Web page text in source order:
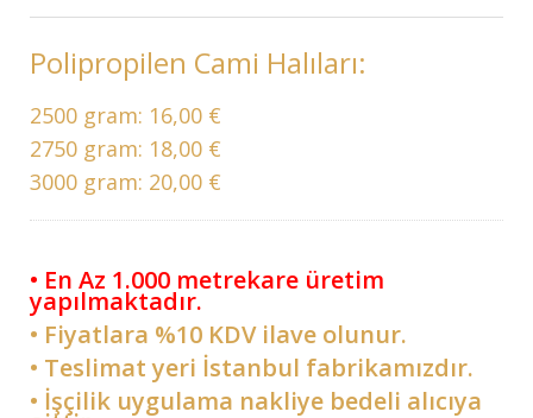
Polipropilen Cami Halıları:
2500 gram: 16,00 €
2750 gram: 18,00 €
3000 gram: 20,00 €
• En Az 1.000 metrekare üretim
yapılmaktadır.
• Fiyatlara %10 KDV ilave olunur.
• Teslimat yeri İstanbul fabrikamızdır.
• İşçilik uygulama nakliye bedeli alıcıya